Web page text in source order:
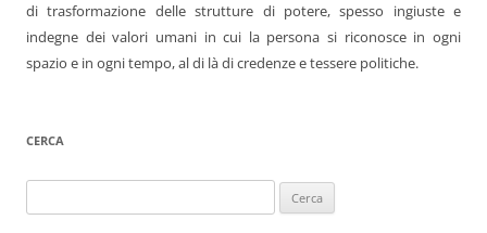
di trasformazione delle strutture di potere, spesso ingiuste e
indegne dei valori umani in cui la persona si riconosce in ogni
spazio e in ogni tempo, al di là di credenze e tessere politiche.
CERCA
per: